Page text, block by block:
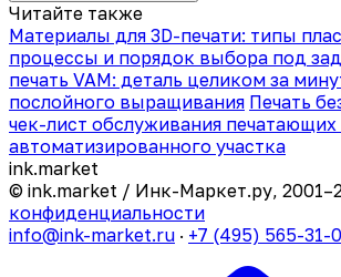
Читайте также
Материалы для 3D-печати: типы
процессы и порядок выбора под
печать VAM: деталь целиком за
послойного выращивания Печать
чек-лист обслуживания печатающих
автоматизированного участка
ink.market
© ink.market / Инк-Маркет.ру,
конфиденциальности
info@ink-market.ru · +7 (495) 565-31-